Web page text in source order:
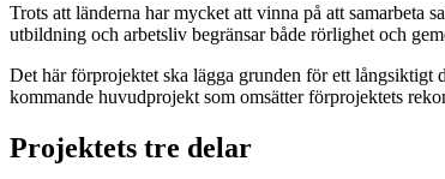
Trots att länderna har mycket att vinna på att samarbeta
utbildning och arbetsliv begränsar både rörlighet och
Det här förprojektet ska lägga grunden för ett långsiktigt
kommande huvudprojekt som omsätter förprojektets
Projektets tre delar